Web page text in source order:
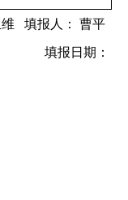
填报人： 曹平
填报日期：